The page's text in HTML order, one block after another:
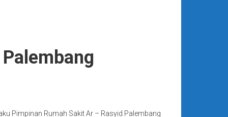
Pimpinan Rumah Sakit Ar – Rasyid Palembang